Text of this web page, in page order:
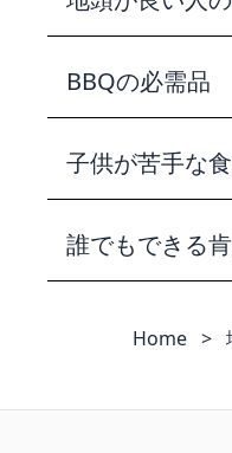
BBQの必需品
子供が苦手な
誰でもできる
Home >